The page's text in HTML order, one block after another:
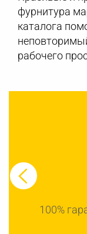
фурнитура
каталога
рабочего
100%